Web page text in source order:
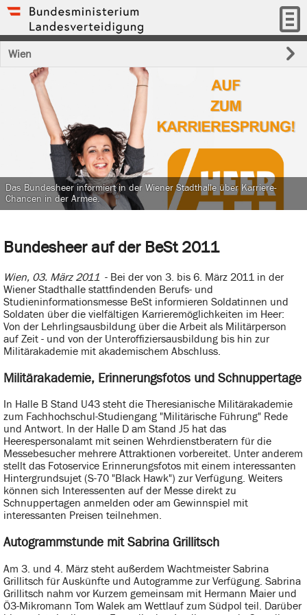
Wien
Bundesheer auf der BeSt 2011
Wien, 03. März 2011 - Bei der von 3. bis 6. März 2011 in der
Wiener Stadthalle stattfindenden Berufs- und
Studieninformationsmesse BeSt informieren Soldatinnen und
Soldaten über die vielfältigen Karrieremöglichkeiten im Heer:
Von der Lehrlingsausbildung über die Arbeit als Militärperson
auf Zeit - und von der Unteroffiziersausbildung bis hin zur
Militärakademie mit akademischem Abschluss.
Militärakademie, Erinnerungsfotos und Schnuppertage
In Halle B Stand U43 steht die Theresianische Militärakademie
zum Fachhochschul-Studiengang "Militärische Führung" Rede
und Antwort. In der Halle D am Stand J5 hat das
Heerespersonalamt mit seinen Wehrdienstberatern für die
Messebesucher mehrere Attraktionen vorbereitet. Unter anderem
stellt das Fotoservice Erinnerungsfotos mit einem interessanten
Hintergrundsujet (S-70 "Black Hawk") zur Verfügung. Weiters
können sich Interessenten auf der Messe direkt zu
Schnuppertagen anmelden oder am Gewinnspiel mit
interessanten Preisen teilnehmen.
Autogrammstunde mit Sabrina Grillitsch
Am 3. und 4. März steht außerdem Wachtmeister Sabrina
Grillitsch für Auskünfte und Autogramme zur Verfügung. Sabrina
Grillitsch nahm vor Kurzem gemeinsam mit Hermann Maier und
Ö3-Mikromann Tom Walek am Wettlauf zum Südpol teil. Darüber
Das Bundesheer informiert in der Wiener Stadthalle über Karriere-
Chancen in der Armee.